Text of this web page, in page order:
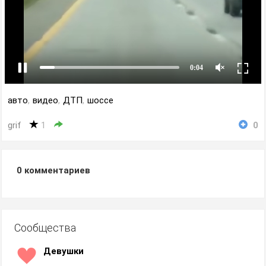
авто, видео, ДТП, шоссе
grif 1 0
0 комментариев
Сообщества
Девушки